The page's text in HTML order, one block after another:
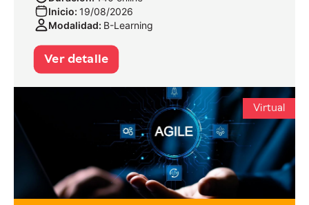
Inicio: 19/08/2026
Modalidad: B-Learning
Ver detalle
Virtual